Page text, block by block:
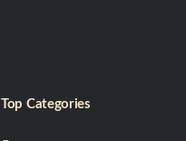
Top Categories